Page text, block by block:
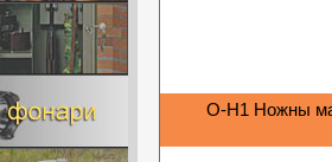
О-Н1 Ножны